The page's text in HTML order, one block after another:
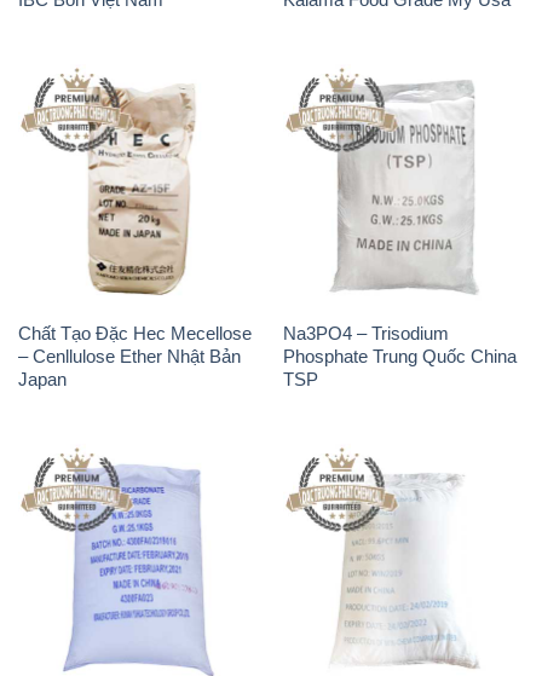
Chất Tạo Đặc Hec Mecellose
– Cenllulose Ether Nhật Bản
Japan
Na3PO4 – Trisodium
Phosphate Trung Quốc China
TSP